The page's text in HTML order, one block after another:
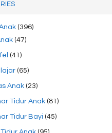
(396)
(47)
(41)
(65)
Anak(23)
Tidur Anak(81)
Tidur Bayi (45)